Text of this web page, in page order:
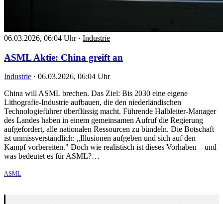
06.03.2026, 06:04 Uhr · Industrie
ASML Aktie: China greift an
Industrie · 06.03.2026, 06:04 Uhr
China will ASML brechen. Das Ziel: Bis 2030 eine eigene
Lithografie-Industrie aufbauen, die den niederländischen
Technologieführer überflüssig macht. Führende Halbleiter-Manager
des Landes haben in einem gemeinsamen Aufruf die Regierung
aufgefordert, alle nationalen Ressourcen zu bündeln. Die Botschaft
ist unmissverständlich: „Illusionen aufgeben und sich auf den
Kampf vorbereiten." Doch wie realistisch ist dieses Vorhaben – und
was bedeutet es für ASML?…
ASML